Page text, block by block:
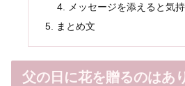
メッセージを添えると気
まとめ文
父の日に花を贈るのはあ